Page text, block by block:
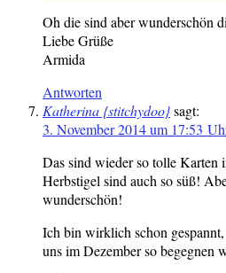
Oh die sind aber wunderschön
Liebe Grüße
Armida
Antworten
Katherina {stitchydoo}sagt:
3. November 2014 um 17:53
Das sind wieder so tolle Karten
Herbstigel sind auch so süß!
wunderschön!
Ich bin wirklich schon
uns im Dezember so begegnen